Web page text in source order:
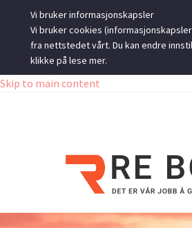
Skip to main content
Vi bruker informasjonskapsler
Vi bruker cookies
fra nettstedet vårt. Du kan endre
klikke på lese mer.